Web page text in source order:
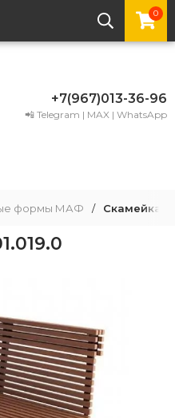
0
+7(967)013-36-96
📲 Telegram | MAX | WhatsApp
формы МАФ / Скамейка